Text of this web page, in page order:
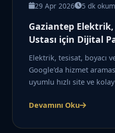
29 Apr 2026 5 dk
Gaziantep
Ustası için Dijital
Elektrik, tesisat, boyacı
Google'da hizmet
uyumlu hızlı site ve
Devamını Oku